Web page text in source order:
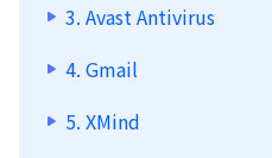
3. Avast Antivirus
4. Gmail
5. XMind